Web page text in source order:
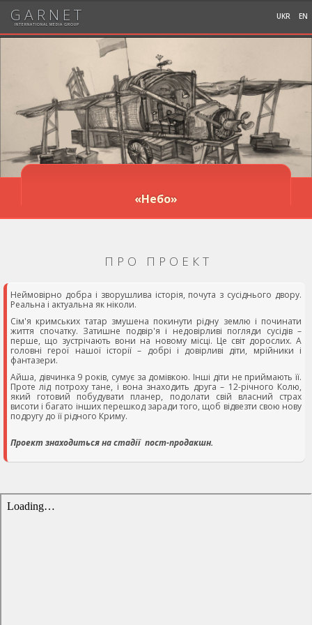
EN
UKR
GARNET
INTERNATIONAL MEDIA GROUP
«Небо»
ПРО ПРОЕКТ
Неймовірно добра і зворушлива історія, почута з сусіднього двору.
Реальна і актуальна як ніколи.
Сім'я кримських татар змушена покинути рідну землю і починати
життя спочатку. Затишне подвір'я і недовірливі погляди сусідів –
перше, що зустрічають вони на новому місці. Це світ дорослих. А
головні герої нашої історії – добрі і довірливі діти, мрійники і
фантазери.
Айша, дівчинка 9 років, сумує за домівкою. Інші діти не приймають її.
Проте лід потроху тане, і вона знаходить друга – 12-річного Колю,
який готовий побудувати планер, подолати свій власний страх
висоти і багато інших перешкод заради того, щоб відвезти свою нову
подругу до її рідного Криму.
Проект знаходиться на стадії пост-продакшн.